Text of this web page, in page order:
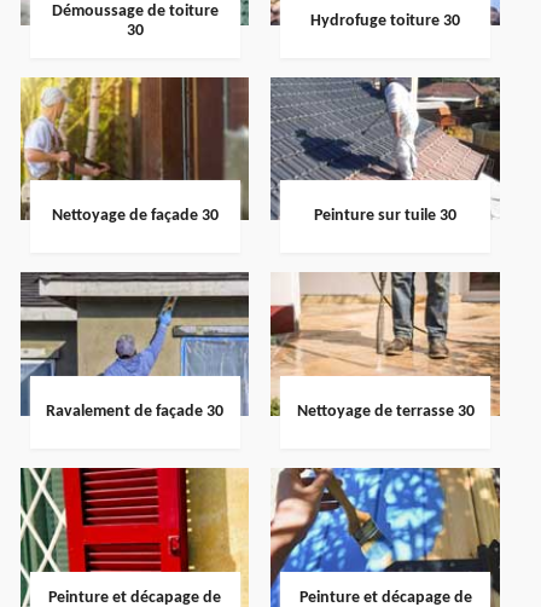
Démoussage de toiture
30
Hydrofuge toiture 30
Nettoyage de façade 30 Peinture sur tuile 30
Ravalement de façade 30 Nettoyage de terrasse 30
Peinture et décapage de
Peinture et décapage de